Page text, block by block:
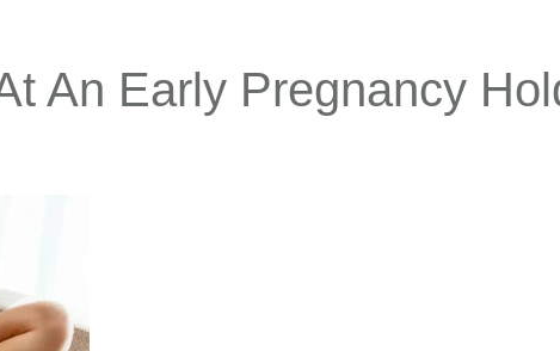
An Early Pregnancy